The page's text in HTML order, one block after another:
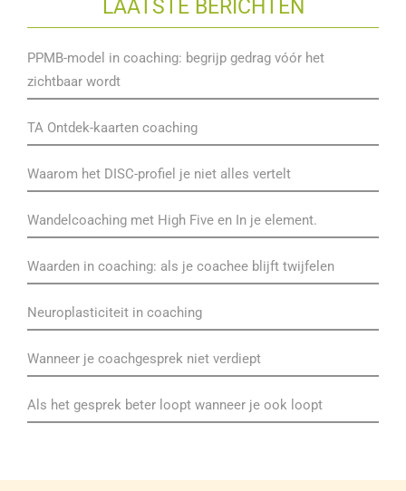
LAATSTE BERICHTEN
PPMB-model in coaching: begrijp gedrag vóór het
zichtbaar wordt
TA Ontdek-kaarten coaching
Waarom het DISC-profiel je niet alles vertelt
Wandelcoaching met High Five en In je element.
Waarden in coaching: als je coachee blijft twijfelen
Neuroplasticiteit in coaching
Wanneer je coachgesprek niet verdiept
Als het gesprek beter loopt wanneer je ook loopt